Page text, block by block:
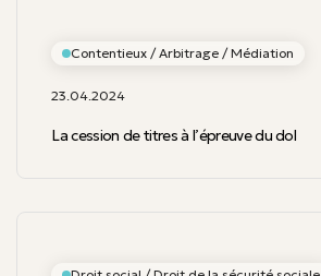
Contentieux / Arbitrage / Médiation
23.04.2024
La cession de titres à l’épreuve du dol